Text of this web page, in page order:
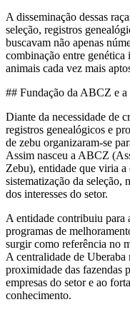
A disseminação dessas
seleção, registros
buscavam não apenas
combinação entre
animais cada vez mais
## Fundação da ABCZ e a
Diante da necessidade de
registros genealógicos e
de zebu organizaram-se
Assim nasceu a ABCZ
Zebu), entidade que viria a
sistematização da seleção,
dos interesses do setor.
A entidade contribuiu para
programas de
surgir como referência no
A centralidade de Uberaba
proximidade das fazendas
empresas do setor e ao
conhecimento.